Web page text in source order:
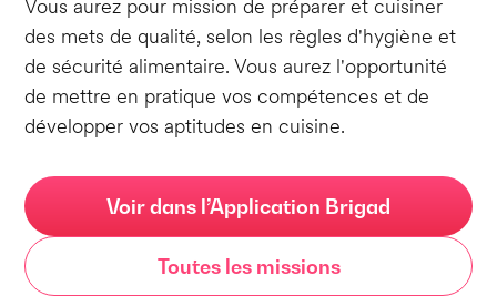
Vous aurez pour mission de préparer et cuisiner
des mets de qualité, selon les règles d'hygiène et
de sécurité alimentaire. Vous aurez l'opportunité
de mettre en pratique vos compétences et de
développer vos aptitudes en cuisine.
Voir dans l’Application Brigad
Toutes les missions